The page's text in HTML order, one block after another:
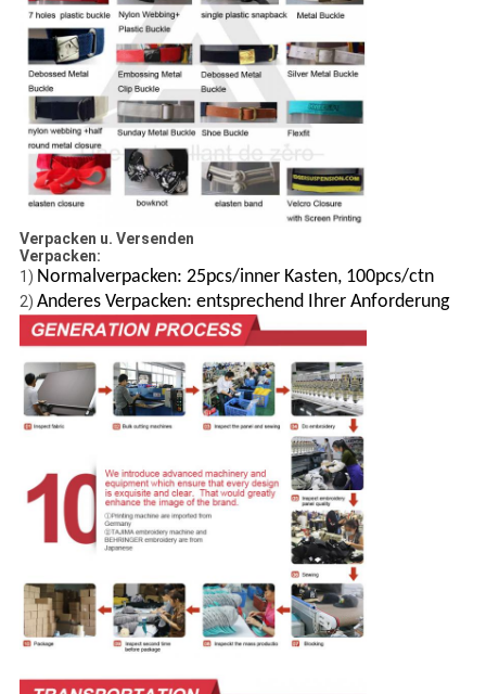
Verpacken u. Versenden
Verpacken:
1) Normalverpacken: 25pcs/inner Kasten, 100pcs/ctn
2) Anderes Verpacken: entsprechend Ihrer Anforderung